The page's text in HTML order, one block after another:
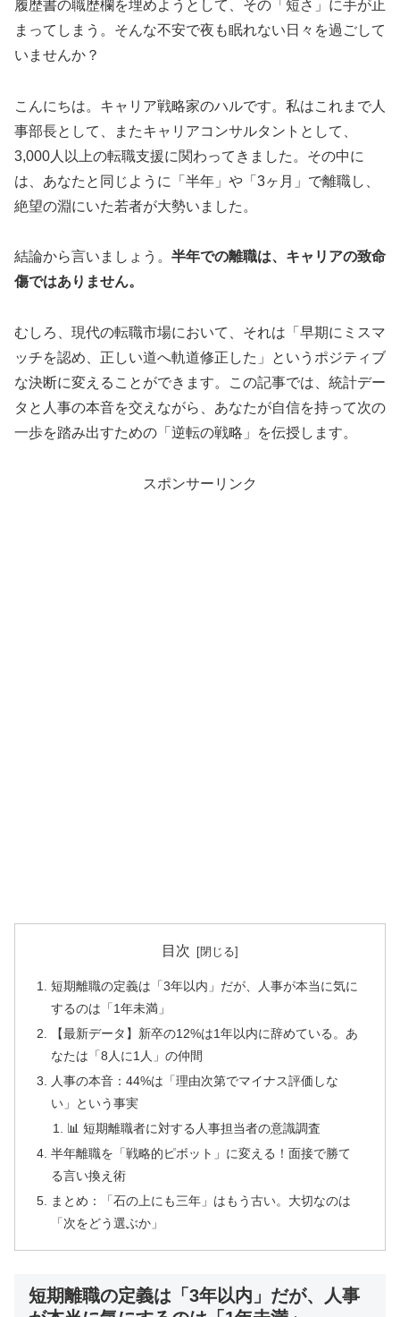
履歴書の職歴欄を埋めようとして、その「短さ」に手が止
まってしまう。そんな不安で夜も眠れない日々を過ごして
いませんか？
こんにちは。キャリア戦略家のハルです。私はこれまで人
事部長として、またキャリアコンサルタントとして、
3,000人以上の転職支援に関わってきました。その中に
は、あなたと同じように「半年」や「3ヶ月」で離職し、
絶望の淵にいた若者が大勢いました。
結論から言いましょう。 半年での離職は、キャリアの致命
傷ではありません。
むしろ、現代の転職市場において、それは「早期にミスマ
ッチを認め、正しい道へ軌道修正した」というポジティブ
な決断に変えることができます。この記事では、統計デー
タと人事の本音を交えながら、あなたが自信を持って次の
一歩を踏み出すための「逆転の戦略」を伝授します。
スポンサーリンク
目次
短期離職の定義は「3年以内」だが、人事が本当に気に
するのは「1年未満」
【最新データ】新卒の12%は1年以内に辞めている。あ
なたは「8人に1人」の仲間
人事の本音：44%は「理由次第でマイナス評価しな
い」という事実
📊 短期離職者に対する人事担当者の意識調査
半年離職を「戦略的ピボット」に変える！面接で勝て
る言い換え術
まとめ：「石の上にも三年」はもう古い。大切なのは
「次をどう選ぶか」
短期離職の定義は「3年以内」だが、人事